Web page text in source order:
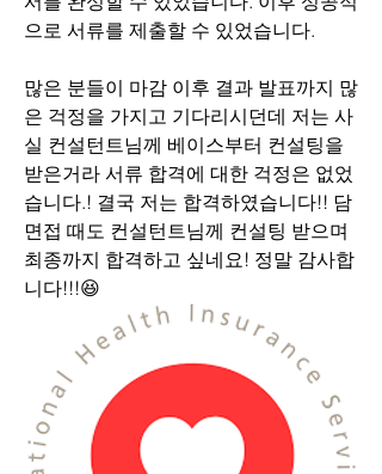
으로 서류를 제출할 수 있었습니다.
많은 분들이 마감 이후 결과 발표까지 많
은 걱정을 가지고 기다리시던데 저는 사
실 컨설턴트님께 베이스부터 컨설팅을
받은거라 서류 합격에 대한 걱정은 없었
습니다.! 결국 저는 합격하였습니다!! 담
면접 때도 컨설턴트님께 컨설팅 받으며
최종까지 합격하고 싶네요! 정말 감사합
니다!!!😆